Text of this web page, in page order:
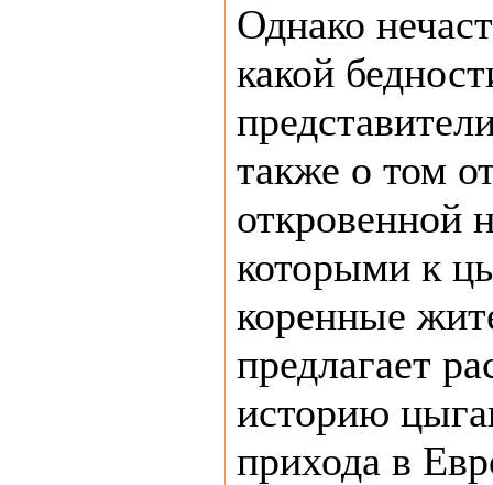
Однако
какой
также о том
откровенной
которыми к
коренные
предлагает
историю
прихода в